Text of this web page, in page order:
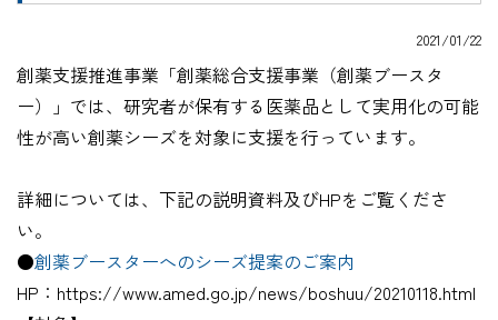
2021/01/22
創薬支援推進事業「創薬総合支援事業（創薬ブースタ
ー）」では、研究者が保有する医薬品として実用化の可能
性が高い創薬シーズを対象に支援を行っています。
詳細については、下記の説明資料及びHPをご覧くださ
い。
●創薬ブースターへのシーズ提案のご案内
HP：https://www.amed.go.jp/news/boshuu/20210118.html